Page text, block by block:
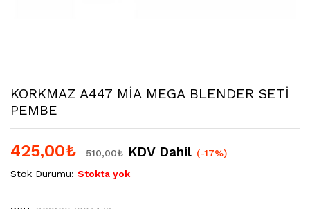
KORKMAZ A447 MİA MEGA BLENDER SETİ
PEMBE
425,00₺ 510,00₺ KDV Dahil (-17%)
Stok Durumu: Stokta yok